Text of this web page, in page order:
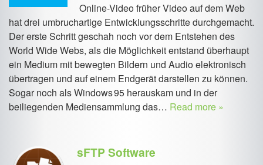
Online-Video früher Video auf dem Web
hat drei umbruchartige Entwicklungsschritte durchgemacht.
Der erste Schritt geschah noch vor dem Entstehen des
World Wide Webs, als die Möglichkeit entstand überhaupt
ein Medium mit bewegten Bildern und Audio elektronisch
übertragen und auf einem Endgerät darstellen zu können.
Sogar noch als Windows 95 herauskam und in der
beiliegenden Mediensammlung das… Read more »
sFTP Software